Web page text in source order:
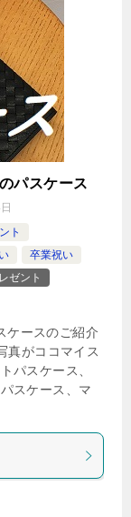
パスケース
ト
卒業祝い
ゼント
ケースのご紹介
真がココマイス
パスケース、
スケース、マ